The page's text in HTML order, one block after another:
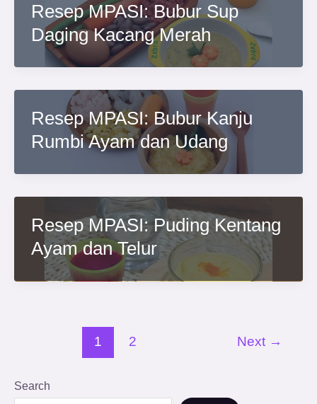
Resep MPASI: Bubur Sup
Daging Kacang Merah
Resep MPASI: Bubur Kanju
Rumbi Ayam dan Udang
Resep MPASI: Puding Kentang
Ayam dan Telur
1 2 Next →
Search